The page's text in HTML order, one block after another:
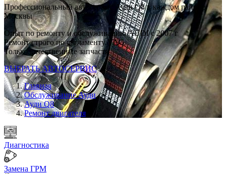
Профессиональный автосервис Ауди Q8 в каждом районе
Москвы
Опыт по ремонту и обслуживанию AUDI с 2007 г
Ремонт строго по регламенту VAG
Только качественные запчасти
ВЫБРАТЬ АВТОСЕРВИС
Главная
Обслуживание Ауди
Ауди Q8
Ремонт двигателя
Диагностика
Замена ГРМ